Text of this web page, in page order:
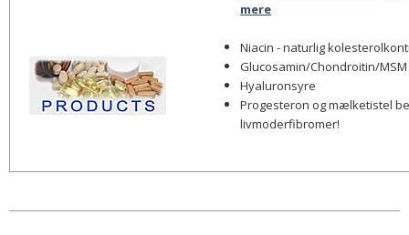
mere
Niacin - naturlig
Glucosamin/Chondroitin/MSM
Hyaluronsyre
Progesteron og mælketistel
livmoderfibromer!